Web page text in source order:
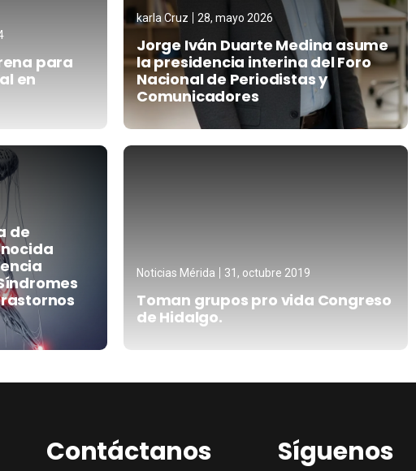
para
en
karla Cruz 28, mayo 2026
Jorge Iván Duarte Medina asume
la presidencia interina del Foro
Nacional de Periodistas y
Comunicadores
de
Noticias Mérida 31, octubre 2019
Toman grupos pro vida Congreso
de Hidalgo.
Contáctanos Síguenos